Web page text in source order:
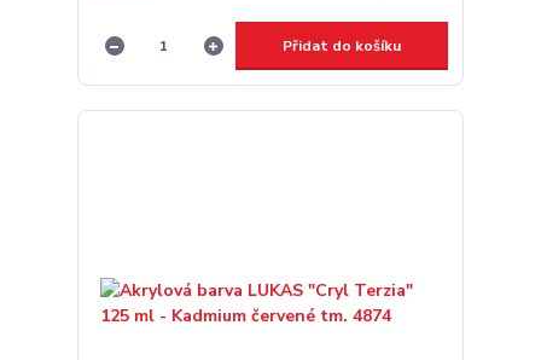
Přidat do košíku